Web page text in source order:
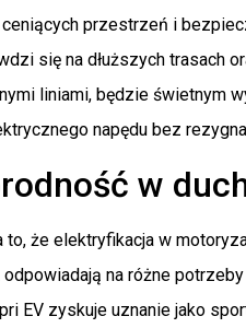
przestrzeń i
się na dłuższych trasach
liniami, będzie świetnym
napędu bez
w
że elektryfikacja w
na różne
EV zyskuje uznanie jako